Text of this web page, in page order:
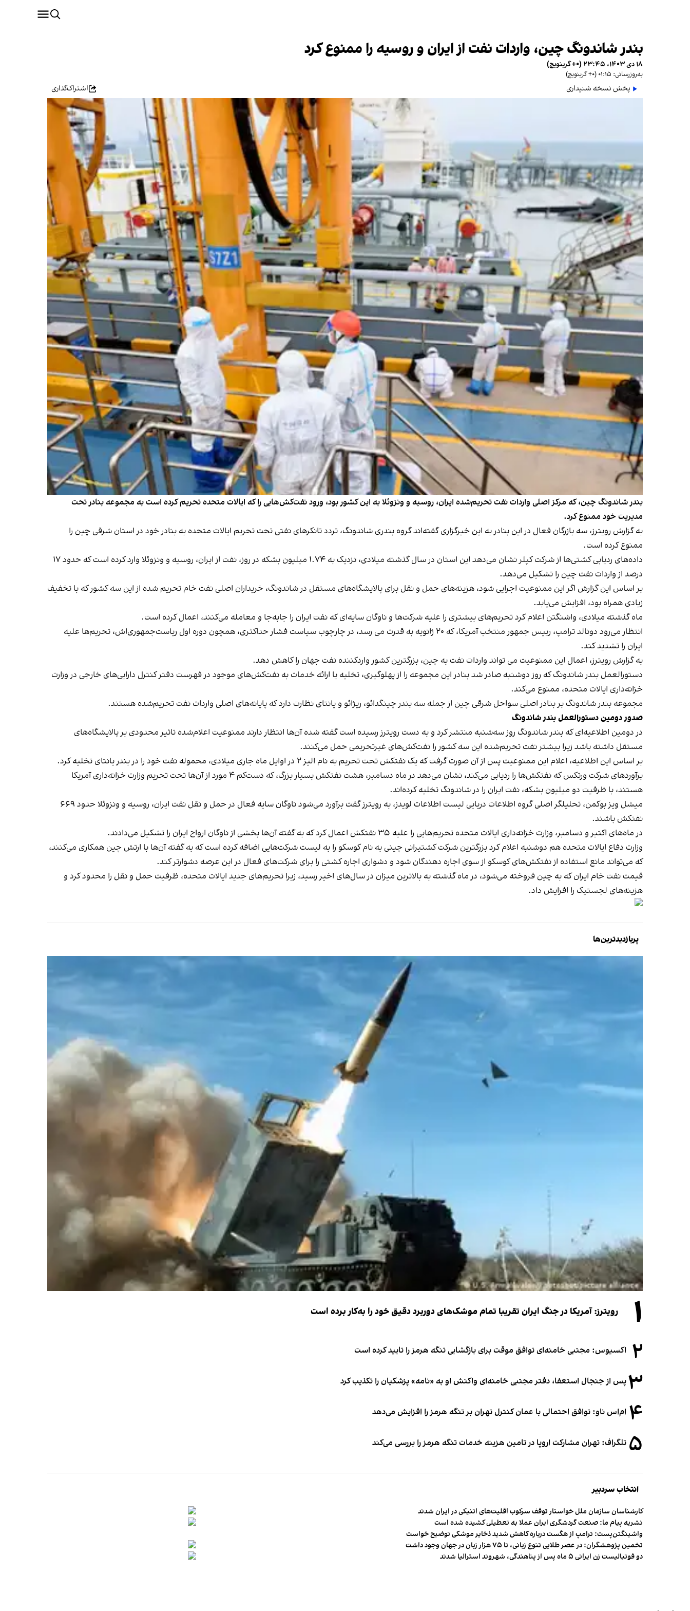
بندر شاندونگ چین، واردات نفت از ایران و روسیه را ممنوع کرد
۱۸ دی ۱۴۰۳، ۲۳:۴۵ (‎+۰ گرینویچ)
به‌روزرسانی: ۰۱:۱۵ (‎+۰ گرینویچ)
پخش نسخه شنیداری اشتراک‌گذاری
بندر شاندونگ چین، که مرکز اصلی واردات نفت تحریم‌شده ایران، روسیه و ونزوئلا به این کشور بود، ورود نفت‌کش‌هایی را که ایالات متحده تحریم کرده است به مجموعه بنادر تحت
مدیریت خود ممنوع کرد.
به گزارش رویترز، سه بازرگان فعال در این بنادر به این خبرگزاری گفته‌اند گروه بندری شاندونگ، تردد تانکرهای نفتی تحت تحریم ایالات متحده به بنادر خود در استان شرقی چین را
ممنوع کرده است.
داده‌های ردیابی کشتی‌ها از شرکت کپلر نشان می‌دهد این استان در سال گذشته میلادی، نزدیک به ۱.۷۴ میلیون بشکه در روز، نفت از ایران، روسیه و ونزوئلا وارد کرده است که حدود ۱۷
درصد از واردات نفت چین را تشکیل می‌دهد.
بر اساس این گزارش اگر این ممنوعیت اجرایی شود، هزینه‌های حمل و نقل برای پالایشگاه‌های مستقل در شاندونگ، خریداران اصلی نفت خام تحریم شده از این سه کشور که با تخفیف
زیادی همراه بود، افزایش می‌یابد.
ماه گذشته میلادی، واشنگتن اعلام کرد تحریم‌های بیشتری را علیه شرکت‌ها و ناوگان سایه‌ای که نفت ایران را جابه‌جا و معامله می‌کنند، اعمال کرده است.
انتظار می‌رود دونالد ترامپ، رییس جمهور منتخب آمریکا، که ۲۰ ژانویه به قدرت می رسد، در چارچوب سیاست فشار حداکثری، همچون دوره اول ریاست‌جمهوری‌اش، تحریم‌ها علیه
ایران را تشدید کند.
به گزارش رویترز، اعمال این ممنوعیت می تواند واردات نفت به چین، بزرگترین کشور واردکننده نفت جهان را کاهش دهد.
دستورالعمل بندر شاندونگ که روز دوشنبه صادر شد بنادر این مجموعه را از پهلوگیری، تخلیه یا ارائه خدمات به نفت‌کش‌های موجود در فهرست دفتر کنترل دارایی‌های خارجی در وزارت
خزانه‌داری ایالات متحده، ممنوع می‌کند.
مجموعه بندر شاندونگ بر بنادر اصلی سواحل شرقی چین از جمله سه بندر چینگدائو، ریژائو و یانتای نظارت دارد که پایانه‌های اصلی واردات نفت تحریم‌شده هستند.
صدور دومین دستورالعمل بندر شاندونگ
در دومین اطلاعیه‌ای که بندر شاندونگ روز سه‌شنبه منتشر کرد و به دست رویترز رسیده است گفته شده آن‌ها انتظار دارند ممنوعیت اعلام‌شده تاثیر محدودی بر پالایشگاه‌های
مستقل داشته باشد زیرا بیشتر نفت تحریم‌شده این سه کشور را نفت‌کش‌های غیرتحریمی حمل می‌کنند.
بر اساس این اطلاعیه، اعلام این ممنوعیت پس از آن صورت گرفت که یک نفتکش تحت تحریم به نام الیز ۲ در اوایل ماه جاری میلادی، محموله نفت خود را در بندر یانتای تخلیه کرد.
برآوردهای شرکت ورتکس که نفتکش‌ها را ردیابی می‌کند، نشان می‌دهد در ماه دسامبر، هشت نفتکش بسیار بزرگ، که دست‌کم ۴ مورد از آن‌ها تحت تحریم وزارت خزانه‌داری آمریکا
هستند، با ظرفیت دو میلیون بشکه، نفت ایران را در شاندونگ تخلیه کرده‌اند.
میشل ویز بوکمن، تحلیلگر اصلی گروه اطلاعات دریایی لیست اطلاعات لویدز، به رویترز گفت برآورد می‌شود ناوگان سایه فعال در حمل و نقل نفت ایران، روسیه و ونزوئلا حدود ۶۶۹
نفتکش باشند.
در ماه‌های اکتبر و دسامبر، وزارت خزانه‌داری ایالات متحده تحریم‌هایی را علیه ۳۵ نفتکش اعمال کرد که به گفته آن‌ها بخشی از ناوگان ارواح ایران را تشکیل می‌دادند.
وزارت دفاع ایالات متحده هم دوشنبه اعلام کرد بزرگترین شرکت کشتیرانی چینی به نام کوسکو را به لیست شرکت‌هایی اضافه کرده است که به گفته آن‌ها با ارتش چین همکاری می‌کنند،
که می‌تواند مانع استفاده از نفتکش‌های کوسکو از سوی اجاره دهندگان شود و دشواری اجاره کشتی را برای شرکت‌های فعال در این عرصه دشوارتر کند.
قیمت نفت خام ایران که به چین فروخته می‌شود، در ماه گذشته به بالاترین میزان در سال‌های اخیر رسید، زیرا تحریم‌های جدید ایالات متحده، ظرفیت حمل و نقل را محدود کرد و
هزینه‌های لجستیک را افزایش داد.
پربازدیدترین‌ها
۱ رویترز: آمریکا در جنگ ایران تقریبا تمام موشک‌های دوربرد دقیق خود را به‌کار برده است
۲ اکسیوس: مجتبی خامنه‌ای توافق موقت برای بازگشایی تنگه هرمز را تایید کرده است
۳پس از جنجال استعفا، دفتر مجتبی خامنه‌ای واکنش او به «نامه» پزشکیان را تکذیب کرد
۴ ام‌اس ناو: توافق احتمالی با عمان کنترل تهران بر تنگه هرمز را افزایش می‌دهد
۵ تلگراف: تهران مشارکت اروپا در تامین هزینه خدمات تنگه هرمز را بررسی می‌کند
انتخاب سردبیر
کارشناسان سازمان ملل خواستار توقف سرکوب اقلیت‌های اتنیکی در ایران شدند
نشریه پیام ما: صنعت گردشگری ایران عملا به تعطیلی کشیده شده است
واشینگتن‌پست: ترامپ از هگست درباره کاهش شدید ذخایر موشکی توضیح خواست
تخمین پژوهشگران: در عصر طلایی تنوع زبانی، تا ۷۵ هزار زبان در جهان وجود داشت
دو فوتبالیست زن ایرانی ۵ ماه پس از پناهندگی، شهروند استرالیا شدند